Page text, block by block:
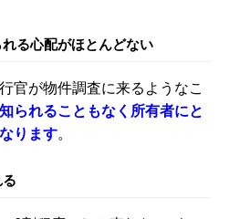
る心配がほとんどない
官が物件調査に来るようなこ
られることもなく 所有者にと
ります。